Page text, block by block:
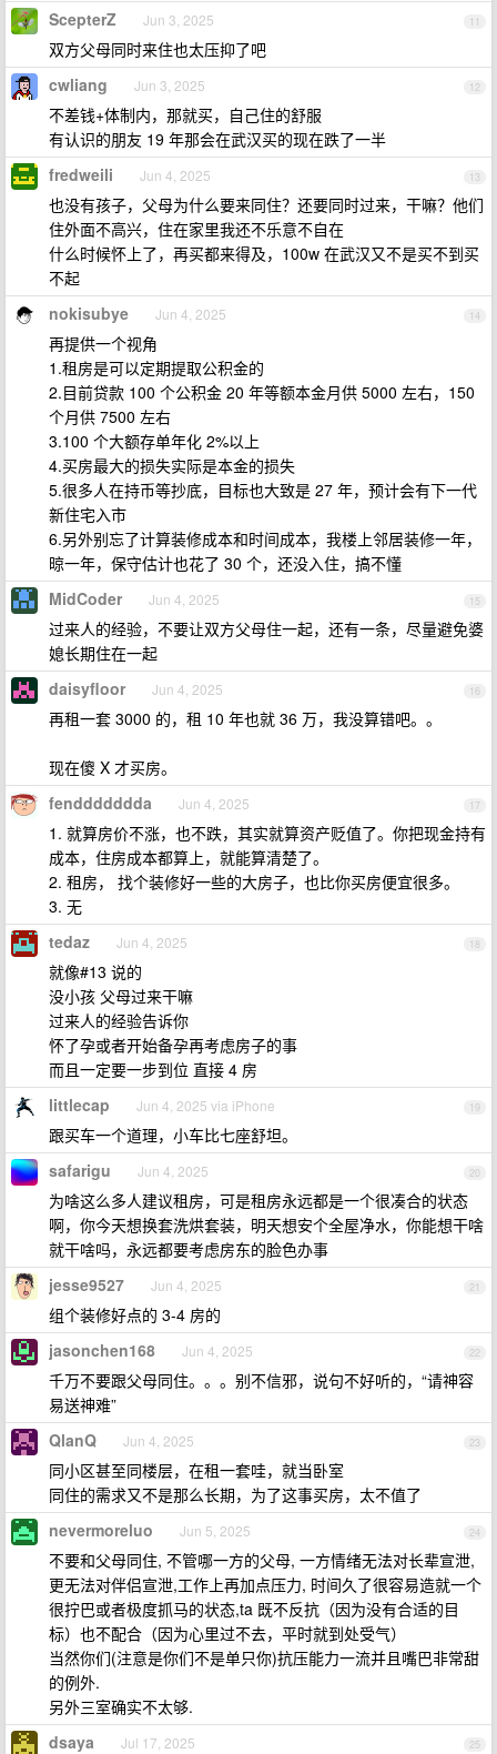
11
ScepterZ Jun 3, 2025
双方父母同时来住也太压抑了吧
12
cwliang Jun 3, 2025
不差钱+体制内，那就买，自己住的舒服
有认识的朋友 19 年那会在武汉买的现在跌了一半
13
fredweili Jun 4, 2025
也没有孩子，父母为什么要来同住？还要同时过来，干嘛？他们
住外面不高兴，住在家里我还不乐意不自在
什么时候怀上了，再买都来得及，100w 在武汉又不是买不到买
不起
14
nokisubye Jun 4, 2025
再提供一个视角
1.租房是可以定期提取公积金的
2.目前贷款 100 个公积金 20 年等额本金月供 5000 左右，150
个月供 7500 左右
3.100 个大额存单年化 2%以上
4.买房最大的损失实际是本金的损失
5.很多人在持币等抄底，目标也大致是 27 年，预计会有下一代
新住宅入市
6.另外别忘了计算装修成本和时间成本，我楼上邻居装修一年，
晾一年，保守估计也花了 30 个，还没入住，搞不懂
15
MidCoder Jun 4, 2025
过来人的经验，不要让双方父母住一起，还有一条，尽量避免婆
媳长期住在一起
16
daisyfloor Jun 4, 2025
再租一套 3000 的，租 10 年也就 36 万，我没算错吧。。
现在傻 X 才买房。
17
fenddddddda Jun 4, 2025
1. 就算房价不涨，也不跌，其实就算资产贬值了。你把现金持有
成本，住房成本都算上，就能算清楚了。
2. 租房， 找个装修好一些的大房子，也比你买房便宜很多。
3. 无
18
tedaz Jun 4, 2025
就像#13 说的
没小孩 父母过来干嘛
过来人的经验告诉你
怀了孕或者开始备孕再考虑房子的事
而且一定要一步到位 直接 4 房
19
littlecap Jun 4, 2025 via iPhone
跟买车一个道理，小车比七座舒坦。
20
safarigu Jun 4, 2025
为啥这么多人建议租房，可是租房永远都是一个很凑合的状态
啊，你今天想换套洗烘套装，明天想安个全屋净水，你能想干啥
就干啥吗，永远都要考虑房东的脸色办事
21
jesse9527 Jun 4, 2025
组个装修好点的 3-4 房的
22
jasonchen168 Jun 4, 2025
千万不要跟父母同住。。。别不信邪，说句不好听的，“请神容
易送神难”
23
QlanQ Jun 4, 2025
同小区甚至同楼层，在租一套哇，就当卧室
同住的需求又不是那么长期，为了这事买房，太不值了
24
nevermoreluo Jun 5, 2025
不要和父母同住, 不管哪一方的父母, 一方情绪无法对长辈宣泄,
更无法对伴侣宣泄,工作上再加点压力, 时间久了很容易造就一个
很拧巴或者极度抓马的状态,ta 既不反抗（因为没有合适的目
标）也不配合（因为心里过不去，平时就到处受气）
当然你们(注意是你们不是单只你)抗压能力一流并且嘴巴非常甜
的例外.
另外三室确实不太够.
25
dsaya Jul 17, 2025